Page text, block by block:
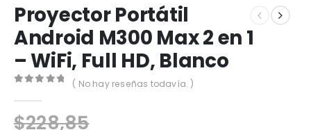
Proyector Portátil
Android M300 Max 2 en 1
– WiFi, Full HD, Blanco
out of 5
( No hay reseñas todavía. )
$228,85